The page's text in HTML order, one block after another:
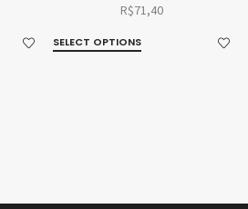
R$71,40
SELECT OPTIONS